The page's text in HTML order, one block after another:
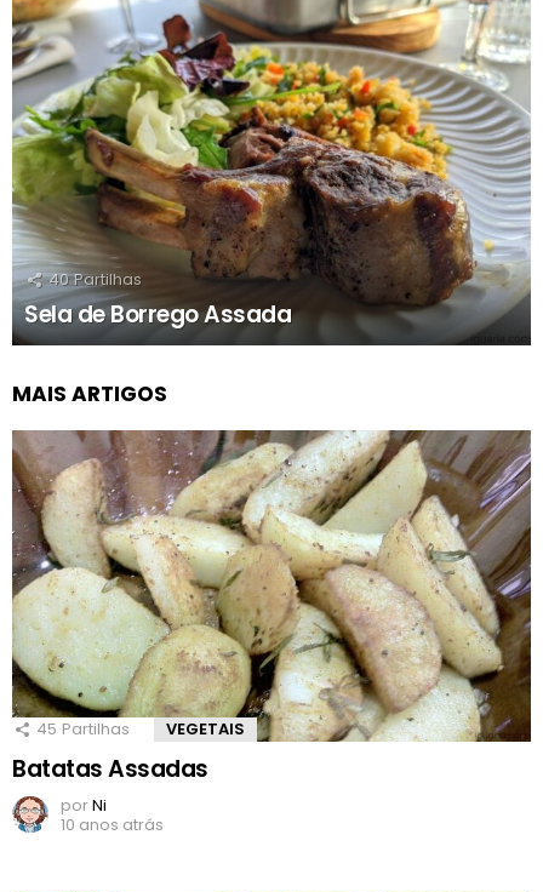
40 Partilhas
Sela de Borrego Assada
MAIS ARTIGOS
45 Partilhas VEGETAIS
Batatas Assadas
porNi
10 anos atrás